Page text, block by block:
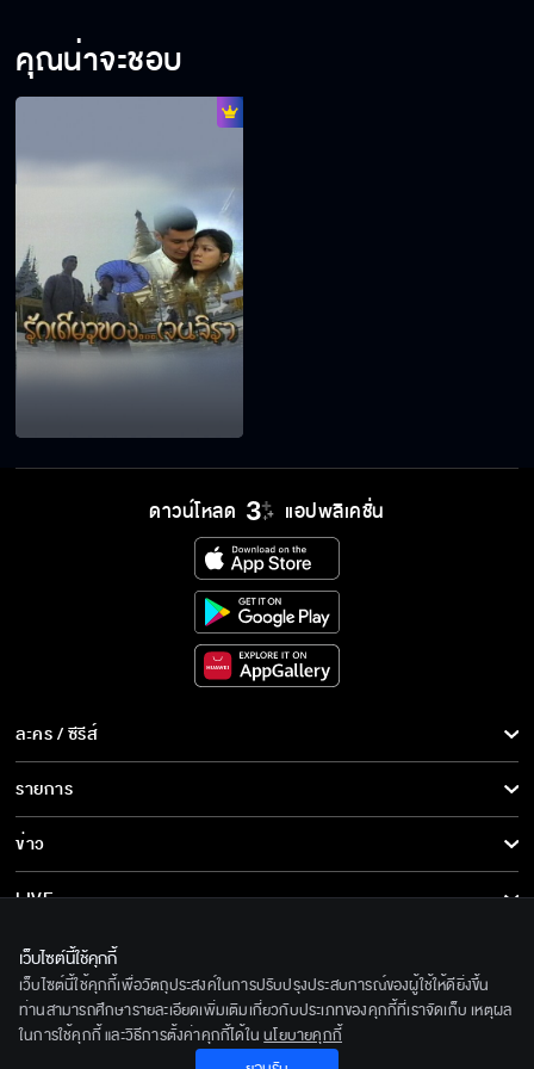
คุณน่าจะชอบ
ดาวน์โหลด แอปพลิเคชั่น
ละคร / ซีรีส์
ละคร/ซีรีส์
ซีรีส์นานาชาติ
การ์ตูน & เกม
รายการ
รายการทั้งหมด
ข่าว
ข่าวทั้งหมด
ข่าวประชาสัมพันธ์
LIVE
เกี่ยวกับเรา
BEC World
รู้จักเรา
ติดตามเราได้ที่
เว็บไซต์นี้ใช้คุกกี้
เว็บไซต์นี้ใช้คุกกี้เพื่อวัตถุประสงค์ในการปรับปรุงประสบการณ์ของผู้ใช้ให้ดียิ่งขึ้น
ท่านสามารถศึกษารายละเอียดเพิ่มเติมเกี่ยวกับประเภทของคุกกี้ที่เราจัดเก็บ เหตุผล
ในการใช้คุกกี้ และวิธีการตั้งค่าคุกกี้ได้ใน นโยบายคุกกี้